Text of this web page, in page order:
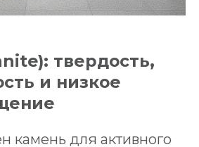
твердость,
и низкое
камень для активного